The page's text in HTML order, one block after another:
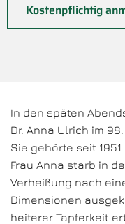
In den späten
Dr. Anna Ulrich im
Sie gehörte seit
Frau Anna starb in
Verheißung nach
Dimensionen
heiterer Tapferkeit